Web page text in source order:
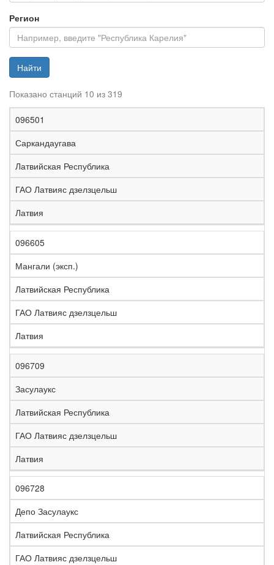
Регион
Найти
Показано станций 10 из 319
К
о
д
Н
а
з
в
а
н
и
е
т
а
н
а
е
л
е
з
н
а
я
о
о
г
а
е
и
н
096501
Саркандаугава
Латвийская Республика
ГАО Латвияс дзелзцельш
Латвия
096605
Мангали (эксп.)
Латвийская Республика
ГАО Латвияс дзелзцельш
Латвия
096709
Засулаукс
Латвийская Республика
ГАО Латвияс дзелзцельш
Латвия
096728
Депо Засулаукс
Латвийская Республика
ГАО Латвияс дзелзцельш